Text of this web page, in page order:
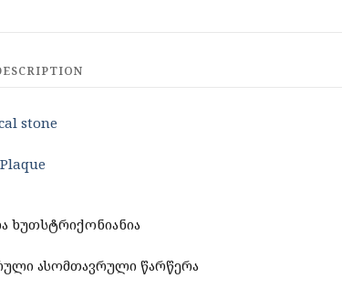
stone
Plaque
ხუთსტრიქონიანია
ასომთავრული წარწერა